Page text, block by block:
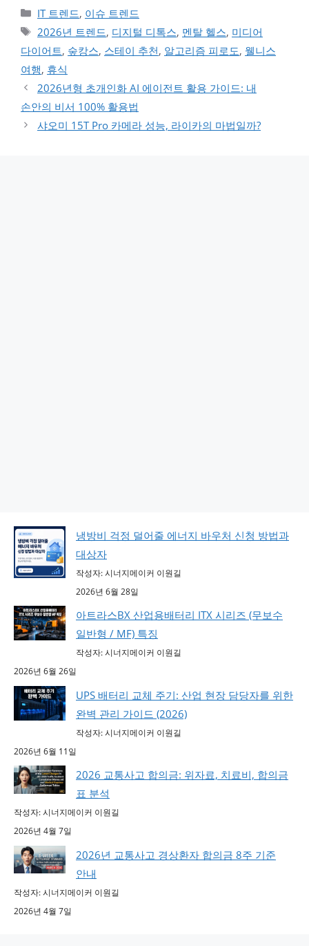
카테고리
IT 트렌드, 이슈 트렌드
태그
2026년 트렌드, 디지털 디톡스, 멘탈 헬스, 미디어
다이어트, 숲캉스, 스테이 추천, 알고리즘 피로도, 웰니스
여행, 휴식
2026년형 초개인화 AI 에이전트 활용 가이드: 내
손안의 비서 100% 활용법
샤오미 15T Pro 카메라 성능, 라이카의 마법일까?
냉방비 걱정 덜어줄 에너지 바우처 신청 방법과
대상자
작성자: 시너지메이커 이원길
2026년 6월 28일
아트라스BX 산업용배터리 ITX 시리즈 (무보수
일반형 / MF) 특징
작성자: 시너지메이커 이원길
2026년 6월 26일
UPS 배터리 교체 주기: 산업 현장 담당자를 위한
완벽 관리 가이드 (2026)
작성자: 시너지메이커 이원길
2026년 6월 11일
2026 교통사고 합의금: 위자료, 치료비, 합의금
표 분석
작성자: 시너지메이커 이원길
2026년 4월 7일
2026년 교통사고 경상환자 합의금 8주 기준
안내
작성자: 시너지메이커 이원길
2026년 4월 7일